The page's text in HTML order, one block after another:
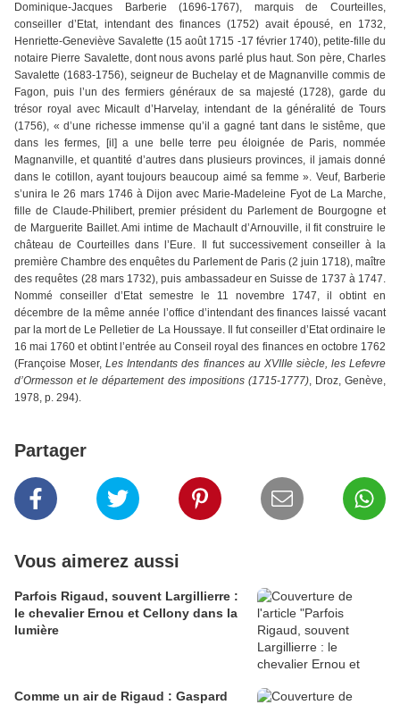
Dominique-Jacques Barberie (1696-1767), marquis de Courteilles,
conseiller d’Etat, intendant des finances (1752) avait épousé, en 1732,
Henriette-Geneviève Savalette (15 août 1715 -17 février 1740), petite-fille du
notaire Pierre Savalette, dont nous avons parlé plus haut. Son père, Charles
Savalette (1683-1756), seigneur de Buchelay et de Magnanville commis de
Fagon, puis l’un des fermiers généraux de sa majesté (1728), garde du
trésor royal avec Micault d’Harvelay, intendant de la généralité de Tours
(1756), « d’une richesse immense qu’il a gagné tant dans le sistême, que
dans les fermes, [il] a une belle terre peu éloignée de Paris, nommée
Magnanville, et quantité d’autres dans plusieurs provinces, il jamais donné
dans le cotillon, ayant toujours beaucoup aimé sa femme ». Veuf, Barberie
s’unira le 26 mars 1746 à Dijon avec Marie-Madeleine Fyot de La Marche,
fille de Claude-Philibert, premier président du Parlement de Bourgogne et
de Marguerite Baillet. Ami intime de Machault d’Arnouville, il fit construire le
château de Courteilles dans l’Eure. Il fut successivement conseiller à la
première Chambre des enquêtes du Parlement de Paris (2 juin 1718), maître
des requêtes (28 mars 1732), puis ambassadeur en Suisse de 1737 à 1747.
Nommé conseiller d’Etat semestre le 11 novembre 1747, il obtint en
décembre de la même année l’office d’intendant des finances laissé vacant
par la mort de Le Pelletier de La Houssaye. Il fut conseiller d’Etat ordinaire le
16 mai 1760 et obtint l’entrée au Conseil royal des finances en octobre 1762
(Françoise Moser,Les Intendants des finances au XVIIIe siècle, les Lefevre
d’Ormesson et le département des impositions (1715-1777), Droz, Genève,
1978, p. 294).
Partager
Vous aimerez aussi
Parfois Rigaud, souvent Largillierre :
le chevalier Ernou et Cellony dans la
lumière
Comme un air de Rigaud : Gaspard